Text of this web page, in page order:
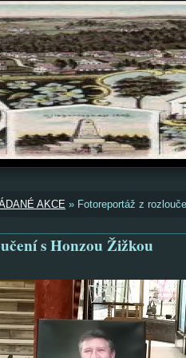
AKCE » Fotoreportáž z
s Honzou Žižkou